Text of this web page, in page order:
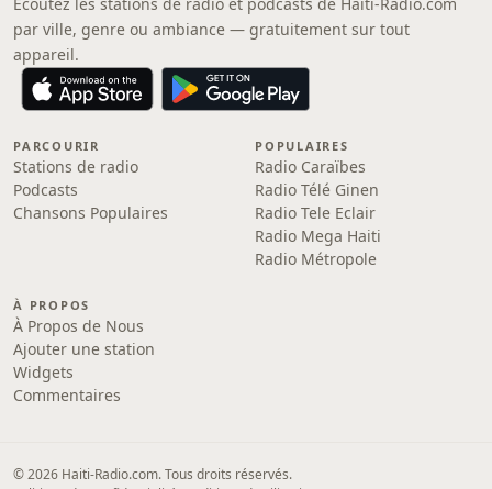
par ville, genre ou ambiance — gratuitement sur tout
appareil.
PARCOURIR
Stations de radio
Podcasts
Chansons Populaires
POPULAIRES
Radio Caraïbes
Radio Télé Ginen
Radio Tele Eclair
Radio Mega Haiti
Radio Métropole
À PROPOS
À Propos de Nous
Ajouter une station
Widgets
Commentaires
© 2026 Haiti-Radio.com. Tous droits réservés.